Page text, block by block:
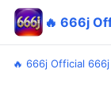
🔥 666j Official